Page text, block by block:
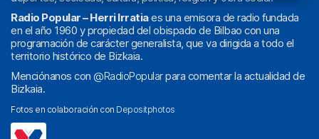
Radio Popular – Herri Irratiaes una emisora de radio fundada
en el año 1960 y propiedad del obispado de Bilbao con una
programación de carácter generalista, que va dirigida a todo el
territorio histórico de Bizkaia.
Menciónanos con @RadioPopularpara comentar la actualidad de
Bizkaia.
Fotos en colaboración con Depositphotos